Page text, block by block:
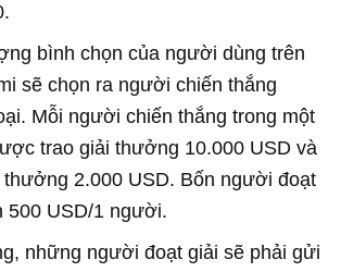
bình chọn của người dùng trên
sẽ chọn ra người chiến thắng
Mỗi người chiến thắng trong một
trao giải thưởng 10.000 USD và
2.000 USD. Bốn người đoạt
500 USD/1 người.
những người đoạt giải sẽ phải gửi